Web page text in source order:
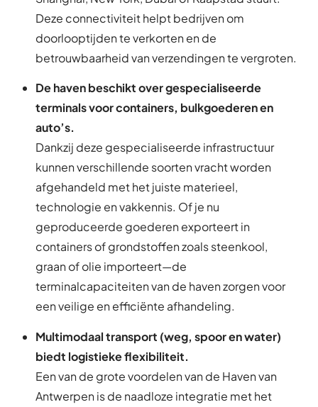
Deze connectiviteit helpt bedrijven om
doorlooptijden te verkorten en de
betrouwbaarheid van verzendingen te vergroten.
De haven beschikt over gespecialiseerde
terminals voor containers, bulkgoederen en
auto’s.
Dankzij deze gespecialiseerde infrastructuur
kunnen verschillende soorten vracht worden
afgehandeld met het juiste materieel,
technologie en vakkennis. Of je nu
geproduceerde goederen exporteert in
containers of grondstoffen zoals steenkool,
graan of olie importeert—de
terminalcapaciteiten van de haven zorgen voor
een veilige en efficiënte afhandeling.
Multimodaal transport (weg, spoor en water)
biedt logistieke flexibiliteit.
Een van de grote voordelen van de Haven van
Antwerpen is de naadloze integratie met het